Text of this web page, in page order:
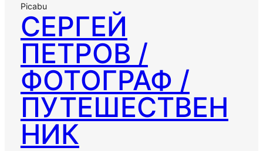
Picabu
СЕРГЕЙ
ПЕТРОВ /
ФОТОГРАФ /
ПУТЕШЕСТВЕН
НИК